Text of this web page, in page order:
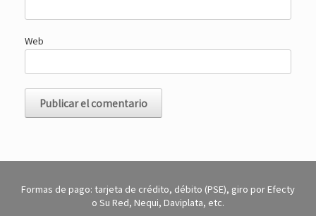
Web
Formas de pago: tarjeta de crédito, débito (PSE), giro por Efecty
o Su Red, Nequi, Daviplata, etc.